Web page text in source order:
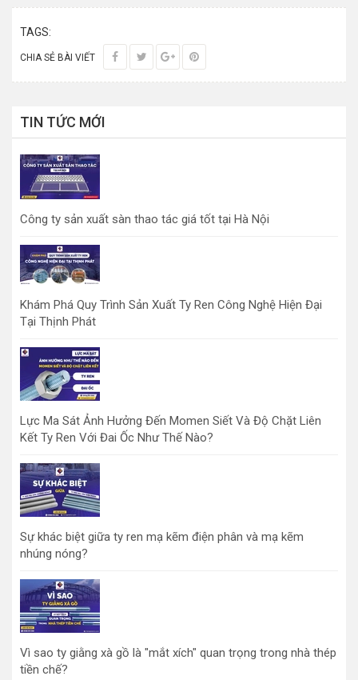
TAGS:
CHIA SẺ BÀI VIẾT
TIN TỨC MỚI
Công ty sản xuất sàn thao tác giá tốt tại Hà Nội
Khám Phá Quy Trình Sản Xuất Ty Ren Công Nghệ Hiện Đại
Tại Thịnh Phát
Lực Ma Sát Ảnh Hưởng Đến Momen Siết Và Độ Chặt Liên
Kết Ty Ren Với Đai Ốc Như Thế Nào?
Sự khác biệt giữa ty ren mạ kẽm điện phân và mạ kẽm
nhúng nóng?
Vì sao ty giằng xà gồ là "mắt xích" quan trọng trong nhà thép
tiền chế?